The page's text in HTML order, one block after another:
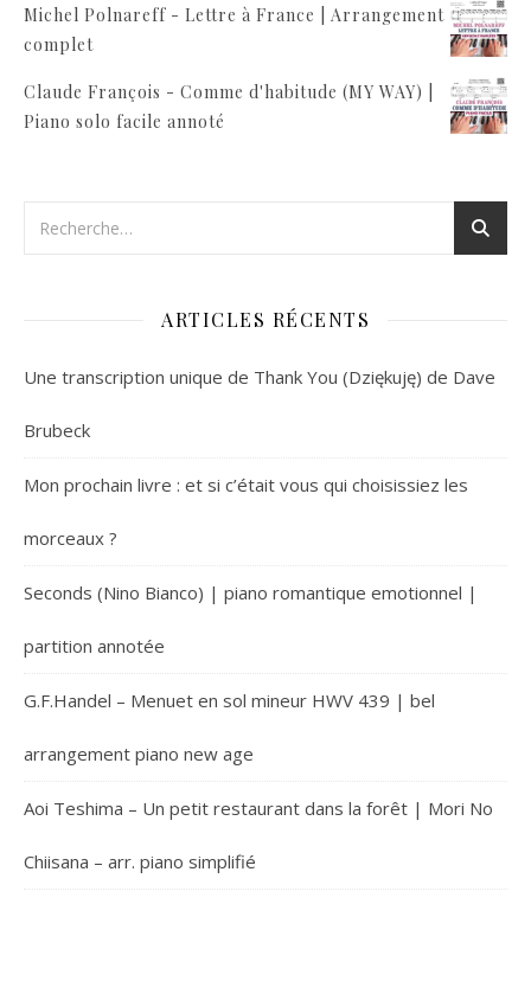
Michel Polnareff - Lettre à France | Arrangement
complet
Claude François - Comme d'habitude (MY WAY) |
Piano solo facile annoté
ARTICLES RÉCENTS
Une transcription unique de Thank You (Dziękuję) de Dave
Brubeck
Mon prochain livre : et si c’était vous qui choisissiez les
morceaux ?
Seconds (Nino Bianco) | piano romantique emotionnel |
partition annotée
G.F.Handel – Menuet en sol mineur HWV 439 | bel
arrangement piano new age
Aoi Teshima – Un petit restaurant dans la forêt | Mori No
Chiisana – arr. piano simplifié